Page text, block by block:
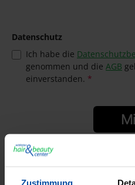
Zustimmung
Datenschutz
Ich habe die
genommen und die AGB
einverstanden. *
GTIN/EAN: